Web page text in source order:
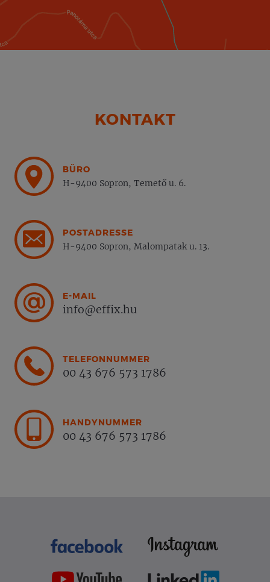
KONTAKT
BÜRO
H-9400 Sopron, Temető u. 6.
POSTADRESSE
H-9400 Sopron, Malompatak u. 13.
E-MAIL
info@effix.hu
TELEFONNUMMER
00 43 676 573 1786
HANDYNUMMER
00 43 676 573 1786